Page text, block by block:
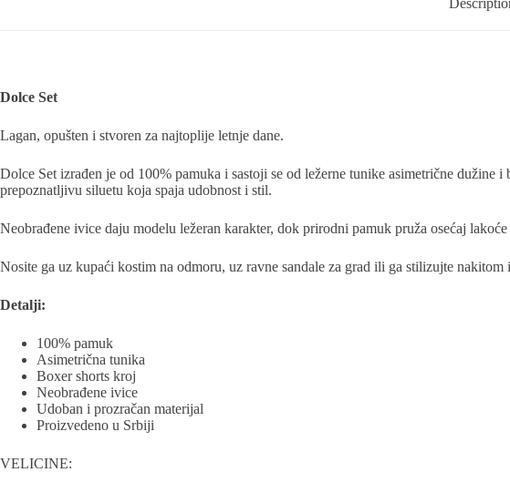
Dolce Set
Lagan, opušten i stvoren za najtoplije letnje dane.
Dolce Set izrađen je od 100% pamuka i sastoji se od ležerne tunike asimetrične dužine
prepoznatljivu siluetu koja spaja udobnost i stil.
Neobrađene ivice daju modelu ležeran karakter, dok prirodni pamuk pruža osećaj
Nosite ga uz kupaći kostim na odmoru, uz ravne sandale za grad ili ga stilizujte
Detalji:
100% pamuk
Asimetrična tunika
Boxer shorts kroj
Neobrađene ivice
Udoban i prozračan materijal
Proizvedeno u Srbiji
VELICINE: